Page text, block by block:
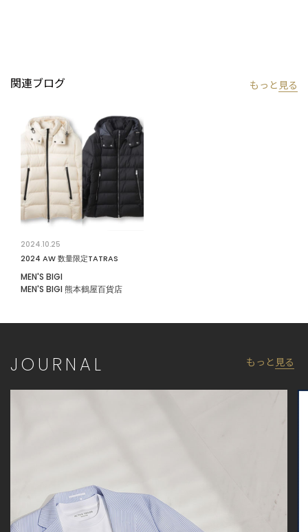
Sophisticated（洗練されたデザイン）/ One and only（唯一無
さ”において最大級の満足度を提供する。
【サイズ表記に関して】
商品タグにはサイズ部分に数字が表記されています。
01はSサイズ,02はMサイズ,03はLサイズ,04はLLサイズを表しま
す。
イズ：03（L）
※照明・光の加減、PCやスマートフォンなどの環境により、製品
※画像はサンプルのため、色味やサイズ等の仕様が変更になる場
個体差が生じる場合がございます。
関連ブログ もっと 見る
2024.10.25
2024 AW 数量限定TATRAS
MEN'S BIGI
MEN'S BIGI 熊本鶴屋百貨店
JOURNAL もっと 見る